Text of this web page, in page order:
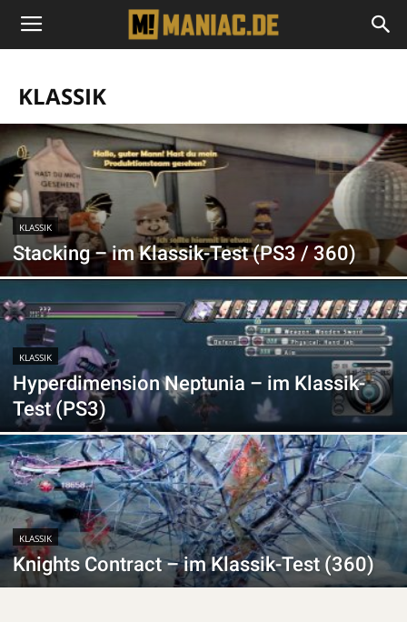
KLASSIK
KLASSIK
Stacking – im Klassik-Test (PS3 / 360)
KLASSIK
Hyperdimension Neptunia – im Klassik-
Test (PS3)
KLASSIK
Knights Contract – im Klassik-Test (360)